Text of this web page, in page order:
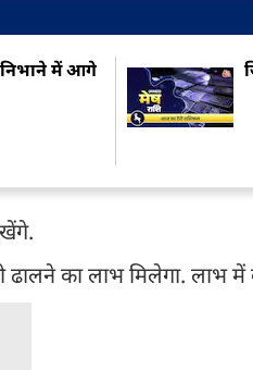
निभाने में आगे
ढालने का लाभ मिलेगा. लाभ में